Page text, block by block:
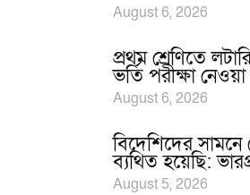
August 6, 2026
প্রথম শ্রেণিতে
ভর্তি পরীক্ষা
August 6, 2026
বিদেশিদের সামনে
ব্যথিত হয়েছি:
August 5, 2026